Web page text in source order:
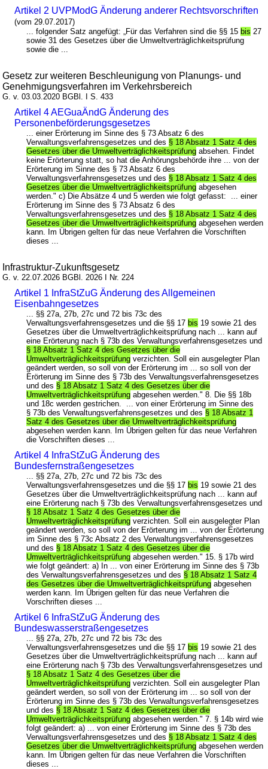
Artikel 2 UVPModG Änderung anderer Rechtsvorschriften
(vom 29.07.2017)
... folgender Satz angefügt: „Für das Verfahren sind die §§ 15bis 27
sowie 31 des Gesetzes über die Umweltverträglichkeitsprüfung
sowie die ...
Gesetz zur weiteren Beschleunigung von Planungs- und
Genehmigungsverfahren im Verkehrsbereich
G. v. 03.03.2020 BGBl. I S. 433
Artikel 4 AEGuaÄndG Änderung des
Personenbeförderungsgesetzes
... einer Erörterung im Sinne des § 73 Absatz 6 des
Verwaltungsverfahrensgesetzes und des § 18 Absatz 1 Satz 4 des
Gesetzes über die Umweltverträglichkeitsprüfung absehen. Findet
keine Erörterung statt, so hat die Anhörungsbehörde ihre ... von der
Erörterung im Sinne des § 73 Absatz 6 des
Verwaltungsverfahrensgesetzes und des § 18 Absatz 1 Satz 4 des
Gesetzes über die Umweltverträglichkeitsprüfung abgesehen
werden." c) Die Absätze 4 und 5 werden wie folgt gefasst: ... einer
Erörterung im Sinne des § 73 Absatz 6 des
Verwaltungsverfahrensgesetzes und des § 18 Absatz 1 Satz 4 des
Gesetzes über die Umweltverträglichkeitsprüfung abgesehen werden
kann. Im Übrigen gelten für das neue Verfahren die Vorschriften
dieses ...
Infrastruktur-Zukunftsgesetz
G. v. 22.07.2026 BGBl. 2026 I Nr. 224
Artikel 1 InfraStZuG Änderung des Allgemeinen
Eisenbahngesetzes
... §§ 27a, 27b, 27c und 72 bis 73c des
Verwaltungsverfahrensgesetzes und die §§ 17bis 19 sowie 21 des
Gesetzes über die Umweltverträglichkeitsprüfung nach ... kann auf
eine Erörterung nach § 73b des Verwaltungsverfahrensgesetzes und
§ 18 Absatz 1 Satz 4 des Gesetzes über die
Umweltverträglichkeitsprüfung verzichten. Soll ein ausgelegter Plan
geändert werden, so soll von der Erörterung im ... so soll von der
Erörterung im Sinne des § 73b des Verwaltungsverfahrensgesetzes
und des § 18 Absatz 1 Satz 4 des Gesetzes über die
Umweltverträglichkeitsprüfung abgesehen werden." 8. Die §§ 18b
und 18c werden gestrichen. ... von einer Erörterung im Sinne des
§ 73b des Verwaltungsverfahrensgesetzes und des § 18 Absatz 1
Satz 4 des Gesetzes über die Umweltverträglichkeitsprüfung
abgesehen werden kann. Im Übrigen gelten für das neue Verfahren
die Vorschriften dieses ...
Artikel 4 InfraStZuG Änderung des
Bundesfernstraßengesetzes
... §§ 27a, 27b, 27c und 72 bis 73c des
Verwaltungsverfahrensgesetzes und die §§ 17bis 19 sowie 21 des
Gesetzes über die Umweltverträglichkeitsprüfung nach ... kann auf
eine Erörterung nach § 73b des Verwaltungsverfahrensgesetzes und
§ 18 Absatz 1 Satz 4 des Gesetzes über die
Umweltverträglichkeitsprüfung verzichten. Soll ein ausgelegter Plan
geändert werden, so soll von der Erörterung im ... von der Erörterung
im Sinne des § 73c Absatz 2 des Verwaltungsverfahrensgesetzes
und des § 18 Absatz 1 Satz 4 des Gesetzes über die
Umweltverträglichkeitsprüfung abgesehen werden." 15. § 17b wird
wie folgt geändert: a) In ... von einer Erörterung im Sinne des § 73b
des Verwaltungsverfahrensgesetzes und des § 18 Absatz 1 Satz 4
des Gesetzes über die Umweltverträglichkeitsprüfung abgesehen
werden kann. Im Übrigen gelten für das neue Verfahren die
Vorschriften dieses ...
Artikel 6 InfraStZuG Änderung des
Bundeswasserstraßengesetzes
... §§ 27a, 27b, 27c und 72 bis 73c des
Verwaltungsverfahrensgesetzes und die §§ 17bis 19 sowie 21 des
Gesetzes über die Umweltverträglichkeitsprüfung nach ... kann auf
eine Erörterung nach § 73b des Verwaltungsverfahrensgesetzes und
§ 18 Absatz 1 Satz 4 des Gesetzes über die
Umweltverträglichkeitsprüfung verzichten. Soll ein ausgelegter Plan
geändert werden, so soll von der Erörterung im ... so soll von der
Erörterung im Sinne des § 73b des Verwaltungsverfahrensgesetzes
und des § 18 Absatz 1 Satz 4 des Gesetzes über die
Umweltverträglichkeitsprüfung abgesehen werden." 7. § 14b wird wie
folgt geändert: a) ... von einer Erörterung im Sinne des § 73b des
Verwaltungsverfahrensgesetzes und des § 18 Absatz 1 Satz 4 des
Gesetzes über die Umweltverträglichkeitsprüfung abgesehen werden
kann. Im Übrigen gelten für das neue Verfahren die Vorschriften
dieses ...